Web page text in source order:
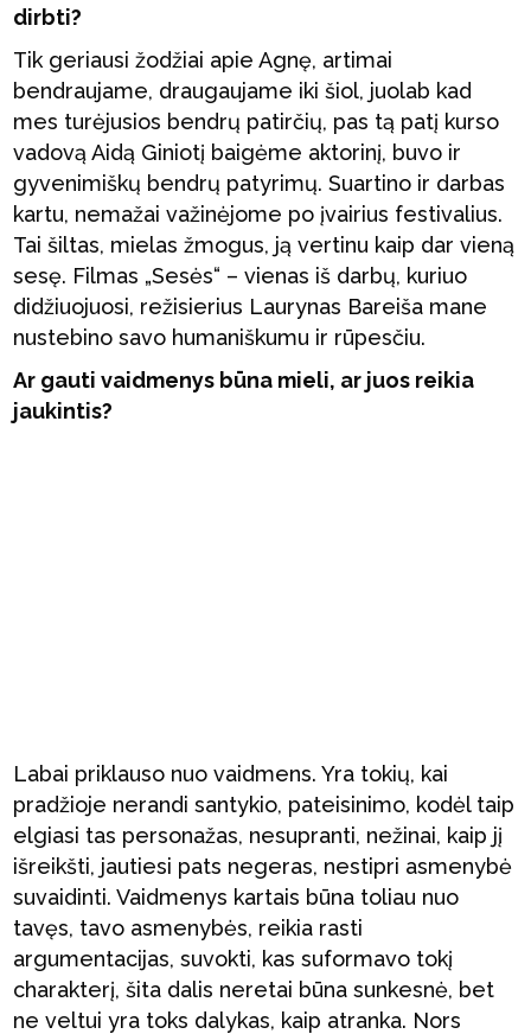
dirbti?
Tik geriausi žodžiai apie Agnę, artimai
bendraujame, draugaujame iki šiol, juolab kad
mes turėjusios bendrų patirčių, pas tą patį kurso
vadovą Aidą Giniotį baigėme aktorinį, buvo ir
gyvenimiškų bendrų patyrimų. Suartino ir darbas
kartu, nemažai važinėjome po įvairius festivalius.
Tai šiltas, mielas žmogus, ją vertinu kaip dar vieną
sesę. Filmas „Sesės“ – vienas iš darbų, kuriuo
didžiuojuosi, režisierius Laurynas Bareiša mane
nustebino savo humaniškumu ir rūpesčiu.
Ar gauti vaidmenys būna mieli, ar juos reikia
jaukintis?
Labai priklauso nuo vaidmens. Yra tokių, kai
pradžioje nerandi santykio, pateisinimo, kodėl taip
elgiasi tas personažas, nesupranti, nežinai, kaip jį
išreikšti, jautiesi pats negeras, nestipri asmenybė
suvaidinti. Vaidmenys kartais būna toliau nuo
tavęs, tavo asmenybės, reikia rasti
argumentacijas, suvokti, kas suformavo tokį
charakterį, šita dalis neretai būna sunkesnė, bet
ne veltui yra toks dalykas, kaip atranka. Nors